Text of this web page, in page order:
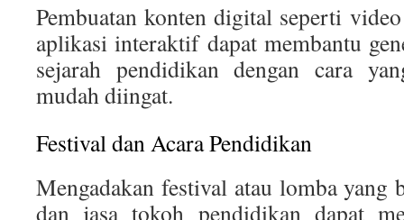
Pembuatan konten digital seperti
aplikasi interaktif dapat membantu
sejarah pendidikan dengan cara
mudah diingat.
Festival dan Acara Pendidikan
Mengadakan festival atau lomba yang
dan jasa tokoh pendidikan dapat